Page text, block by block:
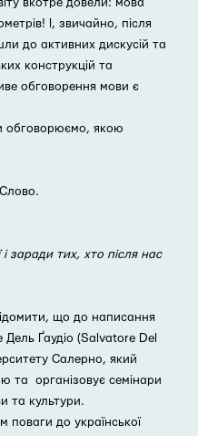
вкотре довели: мова
І, звичайно, після
до активних дискусій та
конструкцій та
обговорення мови є
обговорюємо, якою
заради тих, хто після нас
що до написання
Ґаудіо (Salvatore Del
Салерно, який
та організовує семінари
та культури.
поваги до української